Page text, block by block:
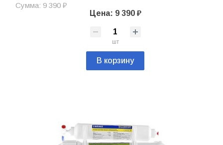
Сумма: 9 390 ₽
Цена: 9 390 ₽
шт
В корзину